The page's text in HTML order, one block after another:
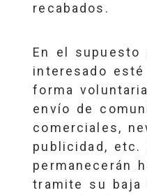
recabados.
En el supuesto
interesado
forma
envío de
comerciales,
publicidad, etc.
permanecerán
tramite su